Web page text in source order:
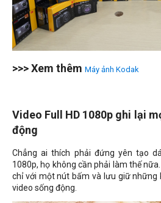
>>> Xem thêm Máy ảnh Kodak
Video Full HD 1080p ghi lại
động
Chẳng ai thích phải đứng yên tạo
1080p, họ không cần phải làm thế
chỉ với một nút bấm và lưu giữ những
video sống động.